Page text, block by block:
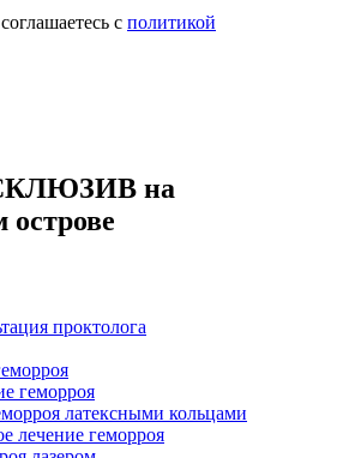
с политикой
на
острове
проктолога
геморроя
латексными кольцами
лечение геморроя